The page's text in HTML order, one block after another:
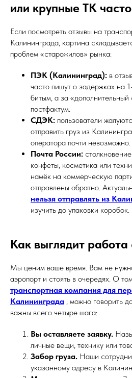
или крупные ТК
Если посмотреть отзывы на
Калининграда, картина
проблем «старожилов» рынка:
ПЭК (Калининград): в
часто пишут о задержках на
битым, а за «дополнительный
постфактум.
СДЭК: пользователи
отправить груз из
оператора почти невозможно.
Почта России:
конфеты, косметика или
намёк на коммерческую
отправлены обратно.
нельзя отправлять из
изучить до упаковки коробок.
Как выглядит
Мы ценим ваше время. Вам не
аэропорт и стоять в очередях. О
транспортная компания для
Калининграда , можно говорить
важны всего четыре шага:
Вы оставляете заявку.
личные вещи, технику или
Забор груза. Наши
указанному адресу в